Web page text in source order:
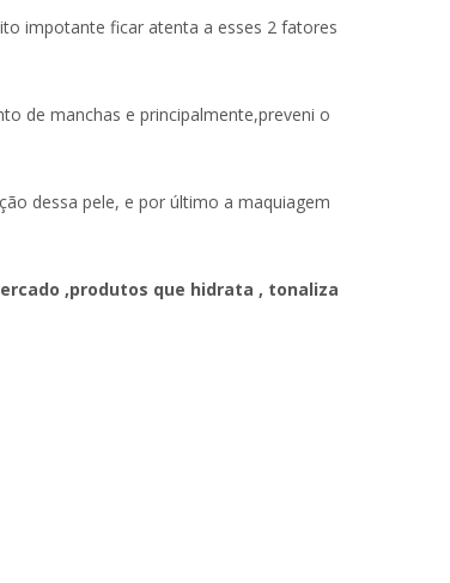
impotante ficar atenta a esses 2 fatores
de manchas e principalmente,preveni o
dessa pele, e por último a maquiagem
,produtos que hidrata , tonaliza